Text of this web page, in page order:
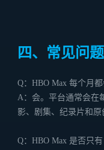
四、常见问
Q：HBO Max 每个月都
A：会。平台通常会在
影、剧集、纪录片和原
Q：HBO Max 是否只有